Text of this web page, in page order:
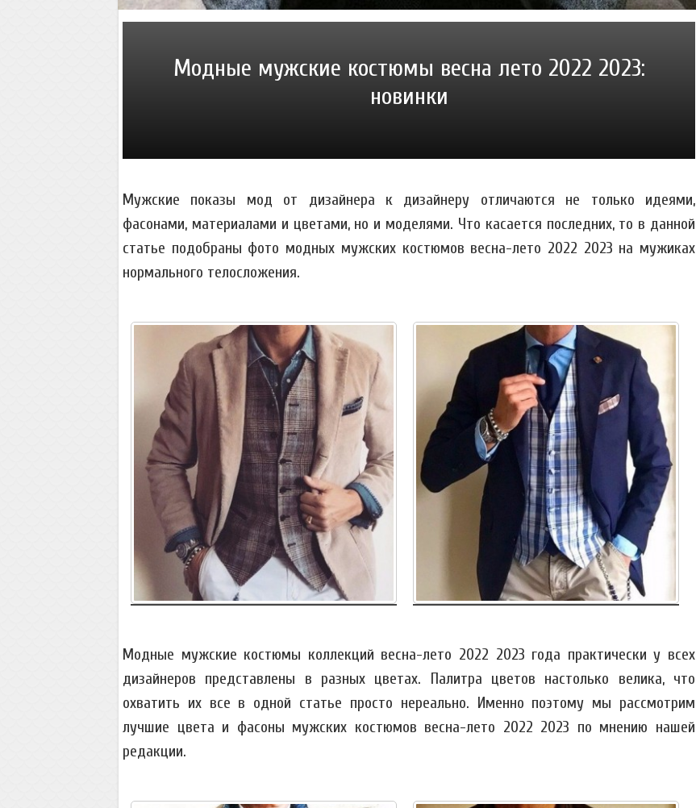
Модные мужские костюмы весна лето 2022 2023:
новинки
Мужские показы мод от дизайнера к дизайнеру отличаются не только идеями,
фасонами, материалами и цветами, но и моделями. Что касается последних, то в данной
статье подобраны фото модных мужских костюмов весна-лето 2022 2023 на мужиках
нормального телосложения.
Модные мужские костюмы коллекций весна-лето 2022 2023 года практически у всех
дизайнеров представлены в разных цветах. Палитра цветов настолько велика, что
охватить их все в одной статье просто нереально. Именно поэтому мы рассмотрим
лучшие цвета и фасоны мужских костюмов весна-лето 2022 2023 по мнению нашей
редакции.